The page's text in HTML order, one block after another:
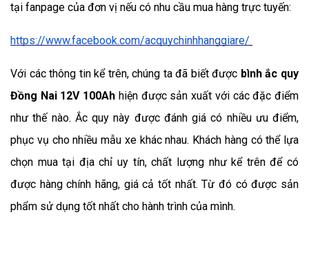
tại fanpage của đơn vị nếu có nhu cầu mua hàng trực tuyến:
https://www.facebook.com/acquychinhhanggiare/
Với các thông tin kể trên, chúng ta đã biết được bình ắc quy
Đồng Nai 12V 100Ah hiện được sản xuất với các đặc điểm
như thế nào. Ắc quy này được đánh giá có nhiều ưu điểm,
phục vụ cho nhiều mẫu xe khác nhau. Khách hàng có thể lựa
chọn mua tại địa chỉ uy tín, chất lượng như kể trên để có
được hàng chính hãng, giá cả tốt nhất. Từ đó có được sản
phẩm sử dụng tốt nhất cho hành trình của mình.